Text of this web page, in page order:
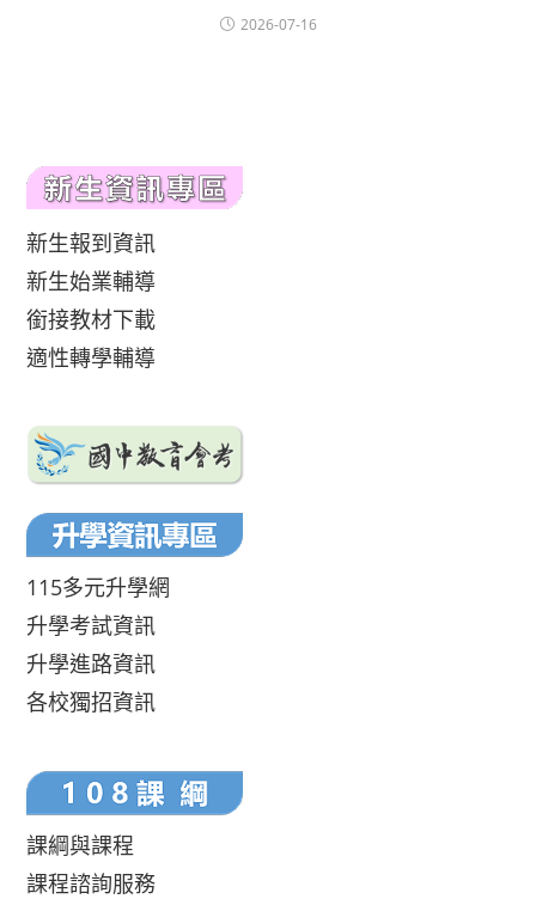
2026-07-16
新生報到資訊
新生始業輔導
銜接教材下載
適性轉學輔導
115多元升學網
升學考試資訊
升學進路資訊
各校獨招資訊
課綱與課程
課程諮詢服務